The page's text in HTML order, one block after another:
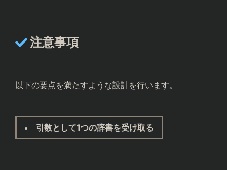
注意事項
以下の要点を満たすような設計を行います。
引数として1つの辞書を受け取る